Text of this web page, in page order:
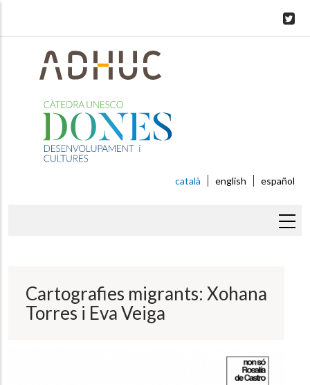
català english español
Cartografies migrants: Xohana
Torres i Eva Veiga